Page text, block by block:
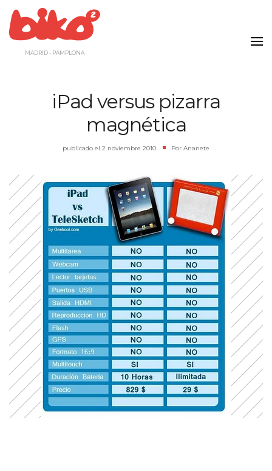
contenido
MADRID - PAMPLONA
iPad versus pizarra
magnética
publicado el 2 noviembre 2010 Por Ananete